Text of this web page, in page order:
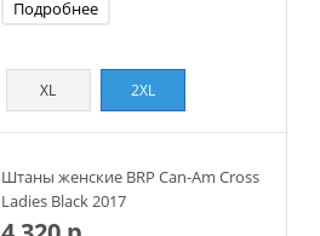
Подробнее
XL 2XL
Штаны женские BRP Can-Am Cross
Ladies Black 2017